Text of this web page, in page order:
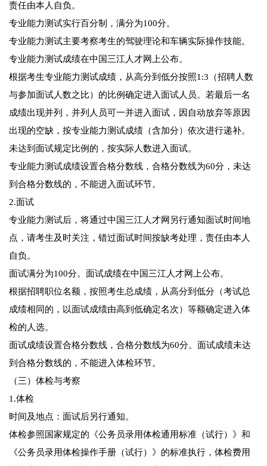
责任由本人自负。
专业能力测试实行百分制，满分为100分。
专业能力测试主要考察考生的驾驶理论和车辆实际操作技能。
专业能力测试成绩在中国三江人才网上公布。
根据考生专业能力测试成绩，从高分到低分按照1:3（招聘人数
与参加面试人数之比）的比例确定进入面试人员。若最后一名
成绩出现并列，并列人员可一并进入面试，因自动放弃等原因
出现的空缺，按专业能力测试成绩（含加分）依次进行递补。
未达到面试规定比例的，按实际人数进入面试。
专业能力测试成绩设置合格分数线，合格分数线为60分，未达
到合格分数线的，不能进入面试环节。
2.面试
专业能力测试后，将通过中国三江人才网另行通知面试时间地
点，请考生及时关注，错过面试时间按缺考处理，责任由本人
自负。
面试满分为100分。面试成绩在中国三江人才网上公布。
根据招聘职位名额，按照考生总成绩，从高分到低分（考试总
成绩相同的，以面试成绩由高到低确定名次）等额确定进入体
检的人选。
面试成绩设置合格分数线，合格分数线为60分。面试成绩未达
到合格分数线的，不能进入体检环节。
（三）体检与考察
1.体检
时间及地点：面试后另行通知。
体检参照国家规定的《公务员录用体检通用标准（试行）》和
《公务员录用体检操作手册（试行）》的标准执行，体检费用